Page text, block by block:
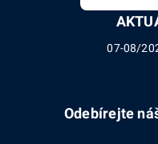
07-08/
Odebírejte